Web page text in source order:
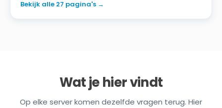
Bekijk alle 27 pagina's →
Wat je hier vindt
Op elke server komen dezelfde vragen terug. Hier